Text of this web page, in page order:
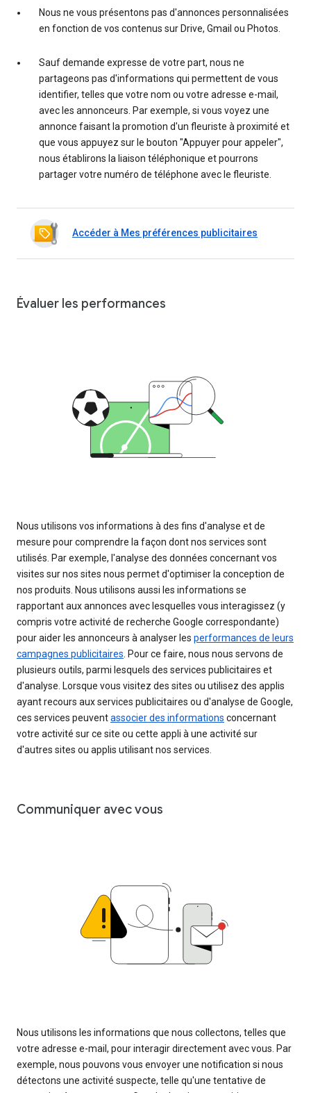
Nous ne vous présentons pas d'annonces personnalisées
en fonction de vos contenus sur Drive, Gmail ou Photos.
Sauf demande expresse de votre part, nous ne
partageons pas d'informations qui permettent de vous
identifier, telles que votre nom ou votre adresse e-mail,
avec les annonceurs. Par exemple, si vous voyez une
annonce faisant la promotion d'un fleuriste à proximité et
que vous appuyez sur le bouton "Appuyer pour appeler",
nous établirons la liaison téléphonique et pourrons
partager votre numéro de téléphone avec le fleuriste.
Accéder à Mes préférences publicitaires
Évaluer les performances
Nous utilisons vos informations à des fins d'analyse et de
mesure pour comprendre la façon dont nos services sont
utilisés. Par exemple, l'analyse des données concernant vos
visites sur nos sites nous permet d'optimiser la conception de
nos produits. Nous utilisons aussi les informations se
rapportant aux annonces avec lesquelles vous interagissez (y
compris votre activité de recherche Google correspondante)
pour aider les annonceurs à analyser les performances de leurs
campagnes publicitaires. Pour ce faire, nous nous servons de
plusieurs outils, parmi lesquels des services publicitaires et
d'analyse. Lorsque vous visitez des sites ou utilisez des applis
ayant recours aux services publicitaires ou d'analyse de Google,
ces services peuventassocier des informations concernant
votre activité sur ce site ou cette appli à une activité sur
d'autres sites ou applis utilisant nos services.
Communiquer avec vous
Nous utilisons les informations que nous collectons, telles que
votre adresse e-mail, pour interagir directement avec vous. Par
exemple, nous pouvons vous envoyer une notification si nous
détectons une activité suspecte, telle qu'une tentative de